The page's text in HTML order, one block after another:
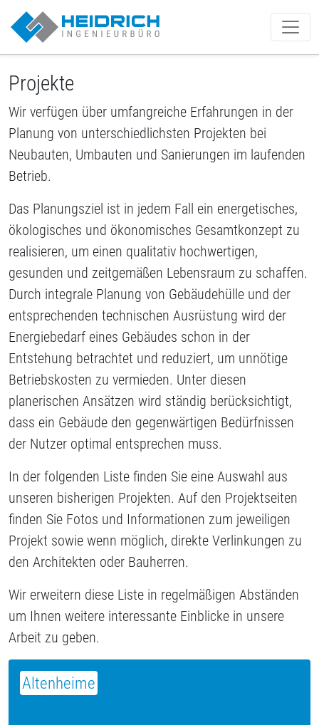
Münster | Heidrich IB GmbH
Projekte
Wir verfügen über umfangreiche Erfahrungen in der
Planung von unterschiedlichsten Projekten bei
Neubauten, Umbauten und Sanierungen im laufenden
Betrieb.
Das Planungsziel ist in jedem Fall ein energetisches,
ökologisches und ökonomisches Gesamtkonzept zu
realisieren, um einen qualitativ hochwertigen,
gesunden und zeitgemäßen Lebensraum zu schaffen.
Durch integrale Planung von Gebäudehülle und der
entsprechenden technischen Ausrüstung wird der
Energiebedarf eines Gebäudes schon in der
Entstehung betrachtet und reduziert, um unnötige
Betriebskosten zu vermieden. Unter diesen
planerischen Ansätzen wird ständig berücksichtigt,
dass ein Gebäude den gegenwärtigen Bedürfnissen
der Nutzer optimal entsprechen muss.
In der folgenden Liste finden Sie eine Auswahl aus
unseren bisherigen Projekten. Auf den Projektseiten
finden Sie Fotos und Informationen zum jeweiligen
Projekt sowie wenn möglich, direkte Verlinkungen zu
den Architekten oder Bauherren.
Wir erweitern diese Liste in regelmäßigen Abständen
um Ihnen weitere interessante Einblicke in unsere
Arbeit zu geben.
Altenheime